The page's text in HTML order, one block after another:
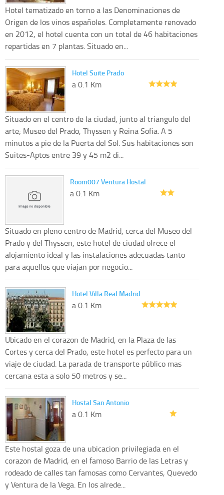
Hotel tematizado en torno a las Denominaciones de
Origen de los vinos españoles. Completamente renovado
en 2012, el hotel cuenta con un total de 46 habitaciones
repartidas en 7 plantas. Situado en...
Hotel Suite Prado
a 0.1 Km
Situado en el centro de la ciudad, junto al triangulo del
arte; Museo del Prado, Thyssen y Reina Sofia. A 5
minutos a pie de la Puerta del Sol. Sus habitaciones son
Suites-Aptos entre 39 y 45 m2 di...
Room007 Ventura Hostal
a 0.1 Km
Situado en pleno centro de Madrid, cerca del Museo del
Prado y del Thyssen, este hotel de ciudad ofrece el
alojamiento ideal y las instalaciones adecuadas tanto
para aquellos que viajan por negocio...
Hotel Villa Real Madrid
a 0.1 Km
Ubicado en el corazon de Madrid, en la Plaza de las
Cortes y cerca del Prado, este hotel es perfecto para un
viaje de ciudad. La parada de transporte público mas
cercana esta a solo 50 metros y se...
Hostal San Antonio
a 0.1 Km
Este hostal goza de una ubicacion privilegiada en el
corazon de Madrid, en el famoso Barrio de las Letras y
rodeado de calles tan famosas como Cervantes, Quevedo
y Ventura de la Vega. En los alrede...